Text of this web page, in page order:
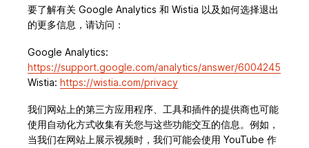
要了解有关 Google Analytics 和 Wistia 以及如何选择退出
的更多信息，请访问：
Google Analytics:
https://support.google.com/analytics/answer/6004245
Wistia: https://wistia.com/privacy
我们网站上的第三方应用程序、工具和插件的提供商也可能
使用自动化方式收集有关您与这些功能交互的信息。例如，
当我们在网站上展示视频时，我们可能会使用 YouTube 作